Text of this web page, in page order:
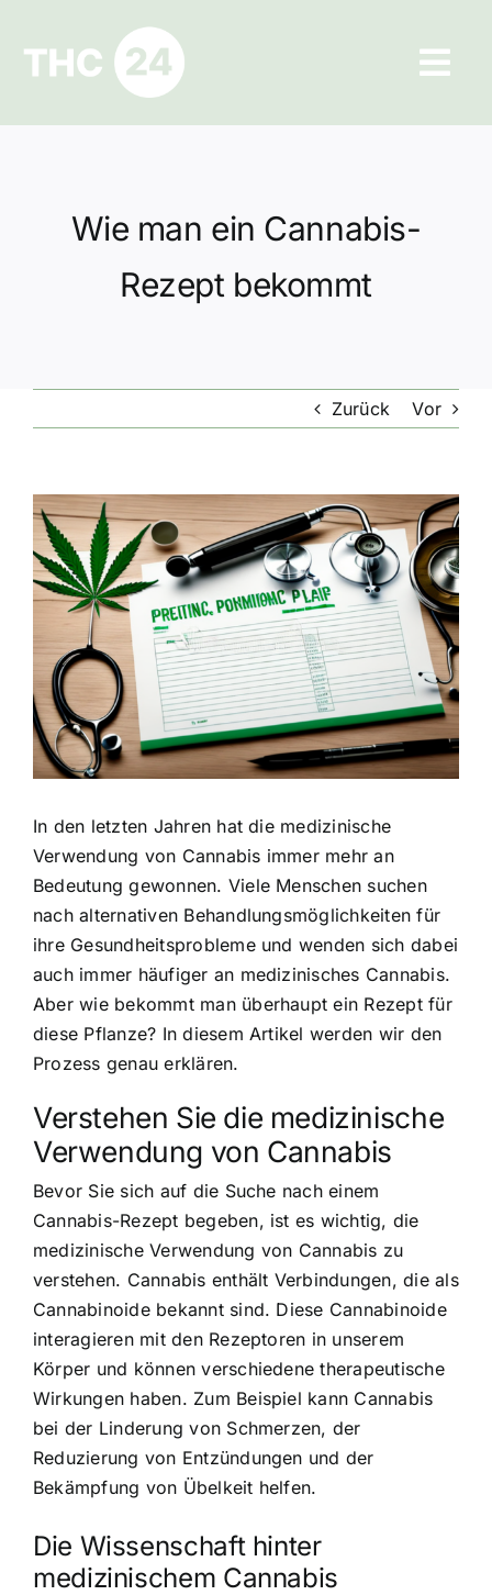
springen
Ratgeber
Datenschutz
Wie man ein Cannabis-
Rezept bekommt
Zurück Vor
Zeige
grösseres
Bild
In den letzten Jahren hat die medizinische
Verwendung von Cannabis immer mehr an
Bedeutung gewonnen. Viele Menschen suchen
nach alternativen Behandlungsmöglichkeiten für
ihre Gesundheitsprobleme und wenden sich dabei
auch immer häufiger an medizinisches Cannabis.
Aber wie bekommt man überhaupt ein Rezept für
diese Pflanze? In diesem Artikel werden wir den
Prozess genau erklären.
Verstehen Sie die medizinische
Verwendung von Cannabis
Bevor Sie sich auf die Suche nach einem
Cannabis-Rezept begeben, ist es wichtig, die
medizinische Verwendung von Cannabis zu
verstehen. Cannabis enthält Verbindungen, die als
Cannabinoide bekannt sind. Diese Cannabinoide
interagieren mit den Rezeptoren in unserem
Körper und können verschiedene therapeutische
Wirkungen haben. Zum Beispiel kann Cannabis
bei der Linderung von Schmerzen, der
Reduzierung von Entzündungen und der
Bekämpfung von Übelkeit helfen.
Die Wissenschaft hinter
medizinischem Cannabis